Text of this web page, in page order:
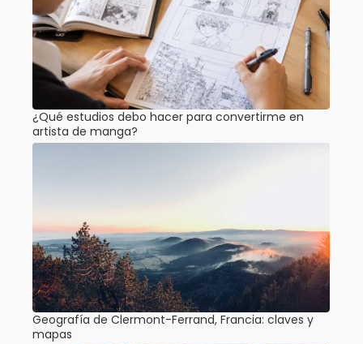
¿Qué estudios debo hacer para convertirme en
artista de manga?
Geografía de Clermont-Ferrand, Francia: claves y
mapas